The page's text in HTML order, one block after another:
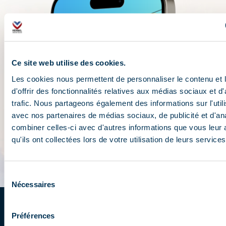
Ce site web utilise des cookies.
Les cookies nous permettent de personnaliser le contenu et
d'offrir des fonctionnalités relatives aux médias sociaux et
trafic. Nous partageons également des informations sur
avec nos partenaires de médias sociaux, de publicité et
combiner celles-ci avec d'autres informations que vous leur
qu'ils ont collectées lors de votre utilisation de leurs
du Nécessaires
Préférences
Inscrivez-vous à la newsletter